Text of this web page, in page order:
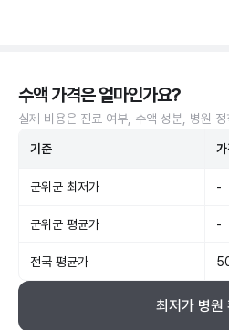
수액 가격은 얼마인가요?
실제 비용은 진료 여부, 수액 성분, 병원
기준
군위군 최저가 -
군위군 평균가 -
전국 평균가
최저가 병원